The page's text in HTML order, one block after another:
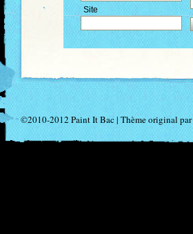
Site
©2010-2012 Paint It Bac | Thème original par